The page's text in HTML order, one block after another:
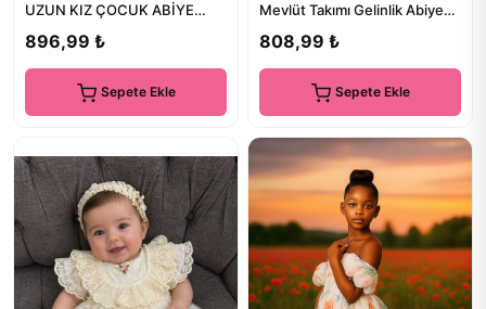
UZUN KIZ ÇOCUK ABİYE
896,99 ₺
Sepete Ekle
Mevlüt Takımı Gelinlik Abiye
808,99 ₺
Sepete Ekle